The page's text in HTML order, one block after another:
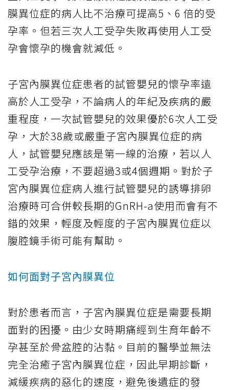
膜異位症的病人比不治療可提高5、6 倍的受
孕率。但若三次人工受孕失敗再使用人工受
孕會懷孕的機會就減低。
子宮內膜異位症患者的試管嬰兒的懷孕率遠
高於人工受孕，不論病人的年紀及疾病的嚴
重程度，一次試管嬰兒的效果優於6次人工受
孕，大於38歲或嚴重子宮內膜異位症的病
人，試管嬰兒應該是第一線的治療，若以人
工受孕治療，不要超過3或4個週期。對於子
宮內膜異位症病人進行試管嬰兒的誘導排卵
治療時可合併較長期的GnRH-a使用而會有不
錯的效果，輕度及輕度的子宮內膜異位症以
腹腔鏡手術可能有幫助。
如何面對子宮內膜異位
對於患者而言，子宮內膜異位症是需要長期
面對的困擾。由少女時期痛經到生育年齡不
孕甚至於骨盆腔的沾黏。目前的醫學並無法
完全治癒子宮內膜異位症，因此早期診斷，
減緩疾病的惡化的速度，避免後遺症的發